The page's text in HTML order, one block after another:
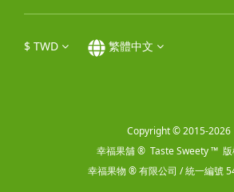
$ TWD 繁體中文
Copyright © 2015-2026
幸福果舖 ® Taste Sweety ™ 版
幸福果物 ® 有限公司 / 統一編號